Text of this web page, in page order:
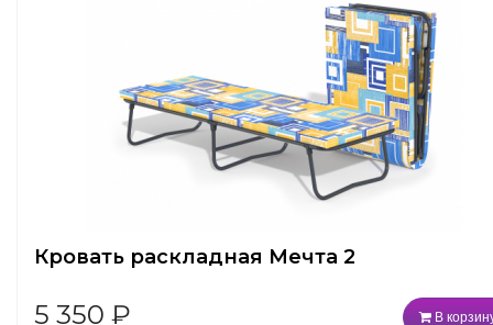
Кровать раскладная Мечта 2
5 350 ₽ В